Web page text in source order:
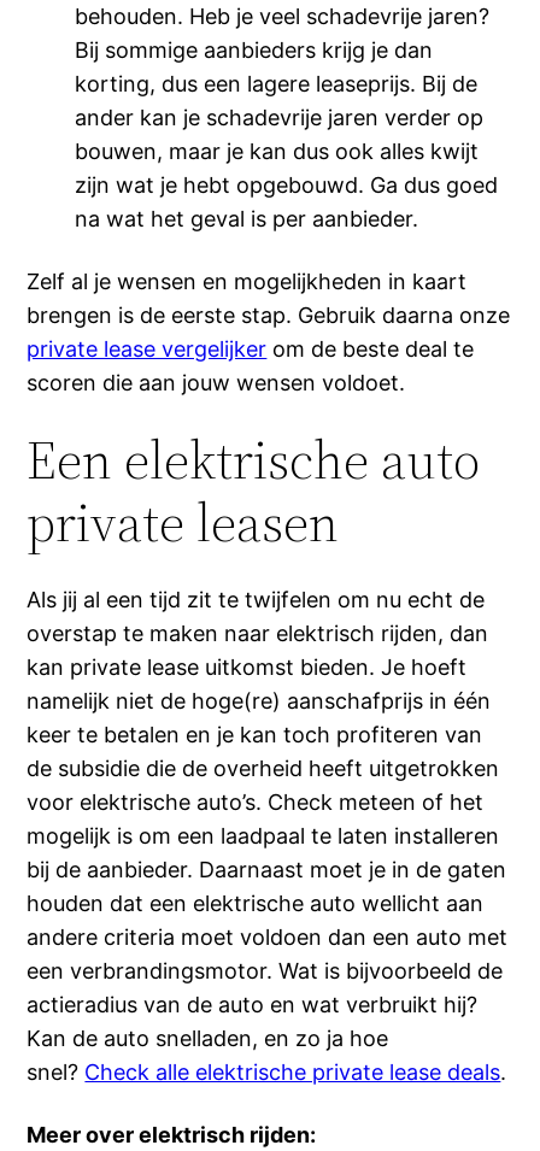
behouden. Heb je veel schadevrije jaren?
Bij sommige aanbieders krijg je dan
korting, dus een lagere leaseprijs. Bij de
ander kan je schadevrije jaren verder op
bouwen, maar je kan dus ook alles kwijt
zijn wat je hebt opgebouwd. Ga dus goed
na wat het geval is per aanbieder.
Zelf al je wensen en mogelijkheden in kaart
brengen is de eerste stap. Gebruik daarna onze
private lease vergelijker om de beste deal te
scoren die aan jouw wensen voldoet.
Een elektrische auto
private leasen
Als jij al een tijd zit te twijfelen om nu echt de
overstap te maken naar elektrisch rijden, dan
kan private lease uitkomst bieden. Je hoeft
namelijk niet de hoge(re) aanschafprijs in één
keer te betalen en je kan toch profiteren van
de subsidie die de overheid heeft uitgetrokken
voor elektrische auto’s. Check meteen of het
mogelijk is om een laadpaal te laten installeren
bij de aanbieder. Daarnaast moet je in de gaten
houden dat een elektrische auto wellicht aan
andere criteria moet voldoen dan een auto met
een verbrandingsmotor. Wat is bijvoorbeeld de
actieradius van de auto en wat verbruikt hij?
Kan de auto snelladen, en zo ja hoe
snel? Check alle elektrische private lease deals.
Meer over elektrisch rijden: